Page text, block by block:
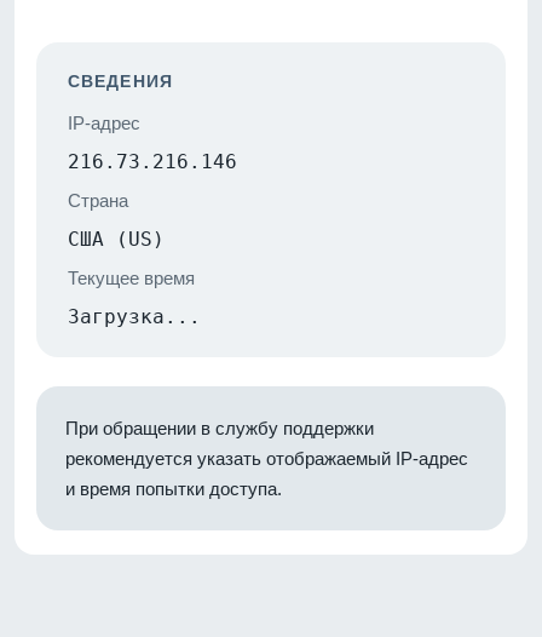
СВЕДЕНИЯ
IP-адрес
216.73.216.146
Страна
США (US)
Текущее время
Загрузка...
При обращении в службу поддержки
рекомендуется указать отображаемый IP-адрес
и время попытки доступа.